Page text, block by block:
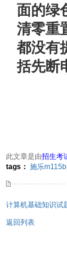
面的绿
清零重
都没有
括先断
此文章是由招生考
tags： 施乐
计算机基础知识试
返回列表